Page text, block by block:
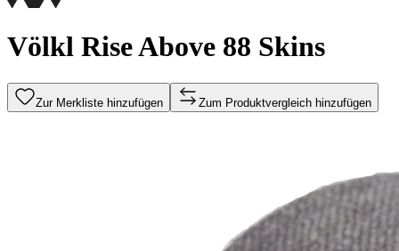
Völkl Rise Above 88 Skins
Zur Merkliste hinzufügen Zum Produktvergleich hinzufügen